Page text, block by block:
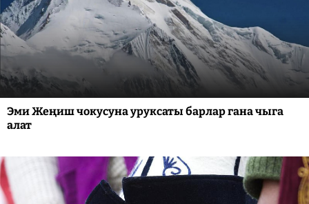
Эми Жеңиш чокусуна уруксаты барлар гана чыга
алат